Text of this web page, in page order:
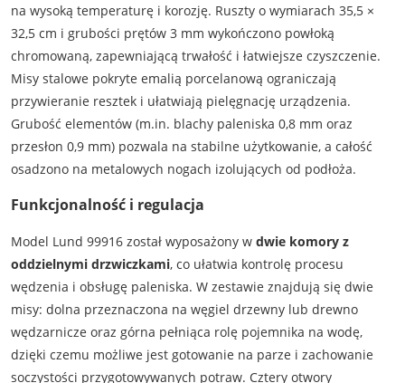
na wysoką temperaturę i korozję. Ruszty o wymiarach 35,5 ×
32,5 cm i grubości prętów 3 mm wykończono powłoką
chromowaną, zapewniającą trwałość i łatwiejsze czyszczenie.
Misy stalowe pokryte emalią porcelanową ograniczają
przywieranie resztek i ułatwiają pielęgnację urządzenia.
Grubość elementów (m.in. blachy paleniska 0,8 mm oraz
przesłon 0,9 mm) pozwala na stabilne użytkowanie, a całość
osadzono na metalowych nogach izolujących od podłoża.
Funkcjonalność i regulacja
Model Lund 99916 został wyposażony w dwie komory z
oddzielnymi drzwiczkami, co ułatwia kontrolę procesu
wędzenia i obsługę paleniska. W zestawie znajdują się dwie
misy: dolna przeznaczona na węgiel drzewny lub drewno
wędzarnicze oraz górna pełniąca rolę pojemnika na wodę,
dzięki czemu możliwe jest gotowanie na parze i zachowanie
soczystości przygotowywanych potraw. Cztery otwory